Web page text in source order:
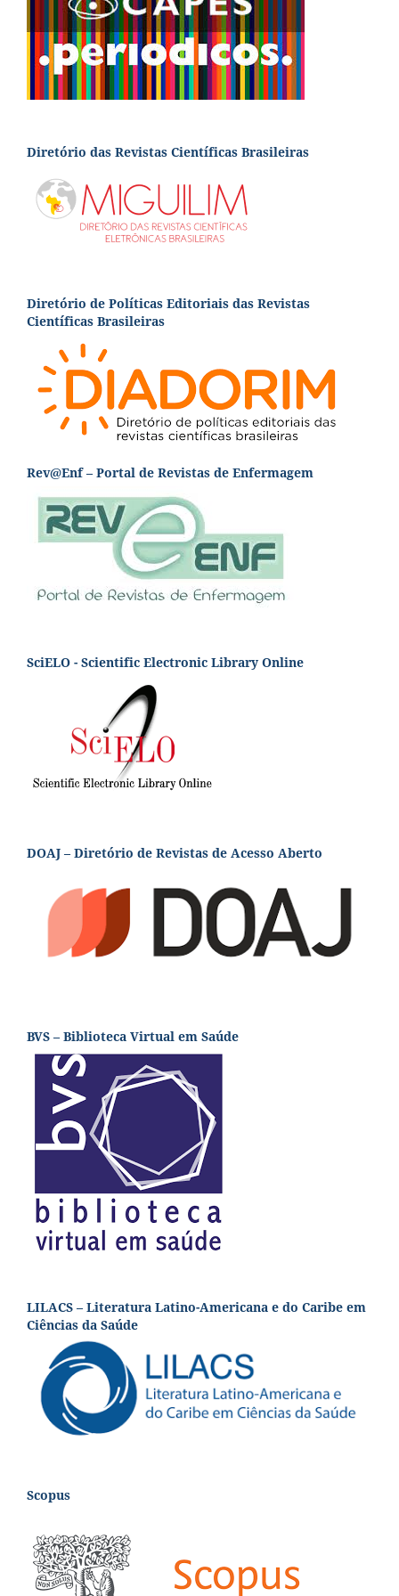
Diretório das Revistas Científicas Brasileiras
Diretório de Políticas Editoriais das Revistas
Científicas Brasileiras
Rev@Enf – Portal de Revistas de Enfermagem
SciELO - Scientific Electronic Library Online
DOAJ – Diretório de Revistas de Acesso Aberto
BVS – Biblioteca Virtual em Saúde
LILACS – Literatura Latino-Americana e do Caribe em
Ciências da Saúde
Scopus